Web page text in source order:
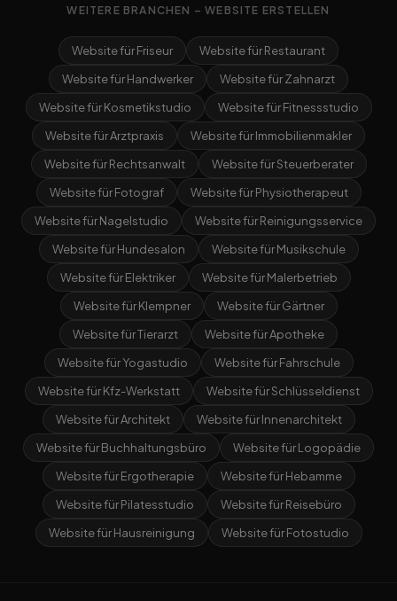
WEITERE BRANCHEN – WEBSITE ERSTELLEN
Website für Friseur
Website für Restaurant
Website für Handwerker
Website für Zahnarzt
Website für Kosmetikstudio
Website für Fitnessstudio
Website für Arztpraxis
Website für Immobilienmakler
Website für Rechtsanwalt
Website für Steuerberater
Website für Fotograf
Website für Physiotherapeut
Website für Nagelstudio
Website für Reinigungsservice
Website für Hundesalon
Website für Musikschule
Website für Elektriker
Website für Malerbetrieb
Website für Klempner
Website für Gärtner
Website für Tierarzt
Website für Apotheke
Website für Yogastudio
Website für Fahrschule
Website für Kfz-Werkstatt
Website für Schlüsseldienst
Website für Architekt
Website für Innenarchitekt
Website für Buchhaltungsbüro
Website für Logopädie
Website für Ergotherapie
Website für Hebamme
Website für Pilatesstudio
Website für Reisebüro
Website für Hausreinigung
Website für Fotostudio